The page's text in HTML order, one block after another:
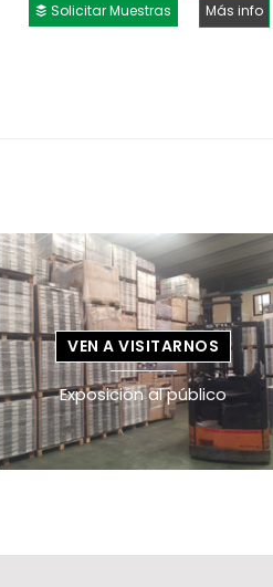
Solicitar Muestras Más info
VEN A VISITARNOS
Exposición al público